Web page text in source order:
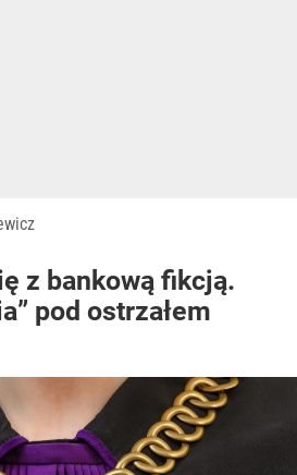
z bankową fikcją.
pod ostrzałem